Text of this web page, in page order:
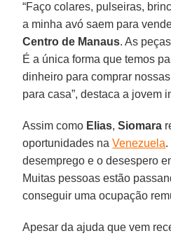
“Faço colares, pulseiras,
a minha avó saem para
Centro de Manaus. As
É a única forma que temos
dinheiro para comprar
para casa”, destaca a jovem
Assim como Elias,Siomara
oportunidades naVenezuela.
desemprego e o desespero
Muitas pessoas estão
conseguir uma ocupação
Apesar da ajuda que vem